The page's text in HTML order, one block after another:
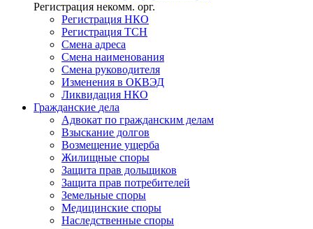
Регистрация некомм. орг.
Регистрация НКО
Регистрация ТСН
Смена адреса
Смена наименования
Смена руководителя
Изменения в ОКВЭД
Ликвидация НКО
Гражданские дела
Адвокат по гражданским делам
Взыскание долгов
Возмещение ущерба
Жилищные споры
Защита прав дольщиков
Защита прав потребителей
Земельные споры
Медицинские споры
Наследственные споры